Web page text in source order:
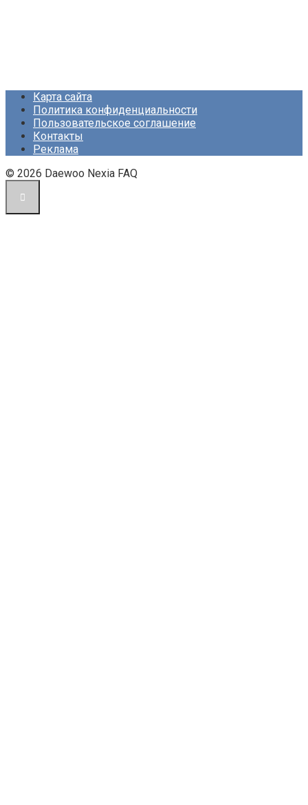
Карта сайта
Политика конфиденциальности
Пользовательское соглашение
Контакты
Реклама
© 2026 Daewoo Nexia FAQ